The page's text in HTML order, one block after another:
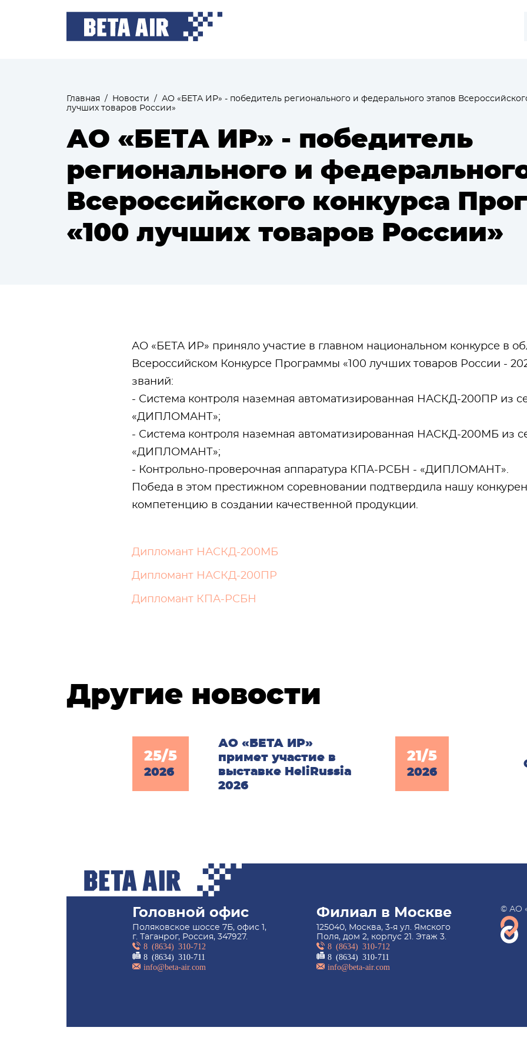
Главная / Новости /
АО «БЕТА ИР» - победитель регионального и федерального этапов
лучших товаров России»
АО «БЕТА ИР» - победитель
регионального и
Всероссийского конкурса
«100 лучших товаров России»
АО «БЕТА ИР» приняло участие в главном национальном конкурсе в
Всероссийском Конкурсе Программы «100 лучших товаров России -
званий:
- Система контроля наземная автоматизированная НАСКД-200ПР из
«ДИПЛОМАНТ»;
- Система контроля наземная автоматизированная НАСКД-200МБ из
«ДИПЛОМАНТ»;
- Контрольно-проверочная аппаратура КПА-РСБН - «ДИПЛОМАНТ».
Победа в этом престижном соревновании подтвердила нашу
компетенцию в создании качественной продукции.
Дипломант НАСКД-200МБ
Дипломант НАСКД-200ПР
Дипломант КПА-РСБН
Другие новости
25/5
2026
АО «БЕТА ИР»
примет участие в
выставке HeliRussia
2026
21/5
2026
Головной офис
Поляковское шоссе 7Б, офис 1,
г. Таганрог, Россия, 347927.
8 (8634) 310-712
8 (8634) 310-711
info@beta-air.com
Филиал в Москве
125040, Москва, 3-я ул. Ямского
Поля, дом 2, корпус 21. Этаж 3.
8 (8634) 310-712
8 (8634) 310-711
info@beta-air.com
© АО